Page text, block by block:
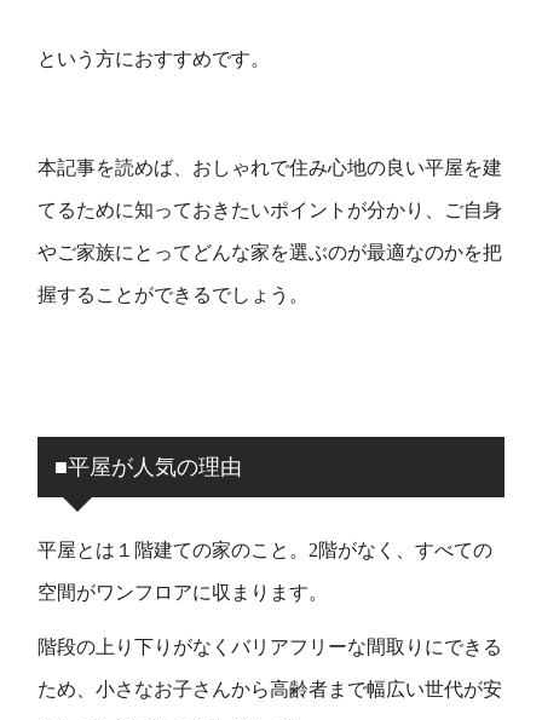
という方におすすめです。
本記事を読めば、おしゃれで住み心地の良い平屋を建
てるために知っておきたいポイントが分かり、ご自身
やご家族にとってどんな家を選ぶのが最適なのかを把
握することができるでしょう。
■平屋が人気の理由
平屋とは１階建ての家のこと。 2階がなく、すべての
空間がワンフロアに収まります。
階段の上り下りがなくバリアフリーな間取りにできる
ため、小さなお子さんから高齢者まで幅広い世代が安